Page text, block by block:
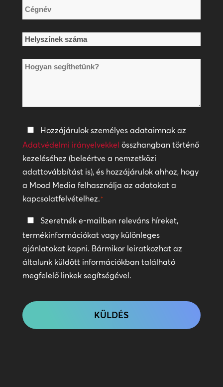
Cégnév
*
Helyszínek
*Hogyan
Adatvédelmi
irányelvek
*
Hozzájárulok személyes adataimnak az
Adatvédelmi irányelvekkel összhangban történő
kezeléséhez (beleértve a nemzetközi
adattovábbítást is), és hozzájárulok ahhoz, hogy
a Mood Media felhasználja az adatokat a
kapcsolatfelvételhez.*
Tartsa
a
kapcsolatot
Szeretnék e-mailben releváns híreket,
termékinformációkat vagy különleges
ajánlatokat kapni. Bármikor leiratkozhat az
általunk küldött információkban található
megfelelő linkek segítségével.